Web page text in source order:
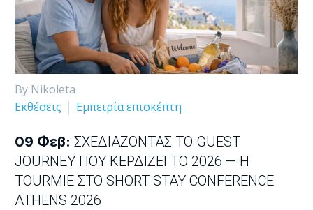
By Nikoleta
Εκθέσεις
Εμπειρία επισκέπτη
09 Φεβ: ΣΧΕΔΙΆΖΟΝΤΑΣ ΤΟ GUEST
JOURNEY ΠΟΥ ΚΕΡΔΊΖΕΙ ΤΟ 2026 — Η
TOURMIE ΣΤΟ SHORT STAY CONFERENCE
ATHENS 2026